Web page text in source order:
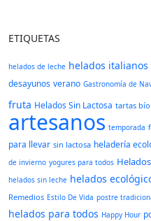
ETIQUETAS
helados de leche helados italianos
desayunos verano Gastronomía de
fruta Helados Sin Lactosa tartas
artesanos temporada
para llevar sin lactosa heladería
de invierno yogures para todos
helados sin leche helados
Remedios Estilo De Vida postre
helados para todos Happy Hour